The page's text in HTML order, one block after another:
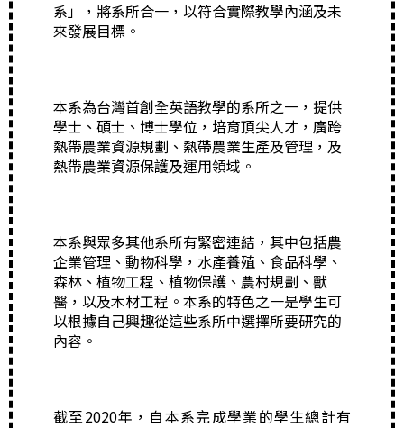
系」，將系所合一，以符合實際教學內涵及未
來發展目標。
本系為台灣首創全英語教學的系所之一，提供
學士、碩士、博士學位，培育頂尖人才，廣跨
熱帶農業資源規劃、熱帶農業生產及管理，及
熱帶農業資源保護及運用領域。
本系與眾多其他系所有緊密連結，其中包括農
企業管理、動物科學，水產養殖、食品科學、
森林、植物工程、植物保護、農村規劃、獸
醫，以及木材工程。本系的特色之一是學生可
以根據自己興趣從這些系所中選擇所要研究的
內容。
截至2020年，自本系完成學業的學生總計有